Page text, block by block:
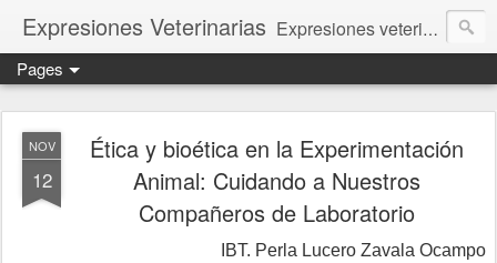
Expresiones Veterinarias Expresiones veterinarias es una publicación en linea de la biblioteca de la Facultad de Veterinaria y Zootecnia de la UNAM
Pages
NOV
12
Ética y bioética en la Experimentación
Animal: Cuidando a Nuestros
Compañeros de Laboratorio
IBT. Perla Lucero Zavala Ocampo